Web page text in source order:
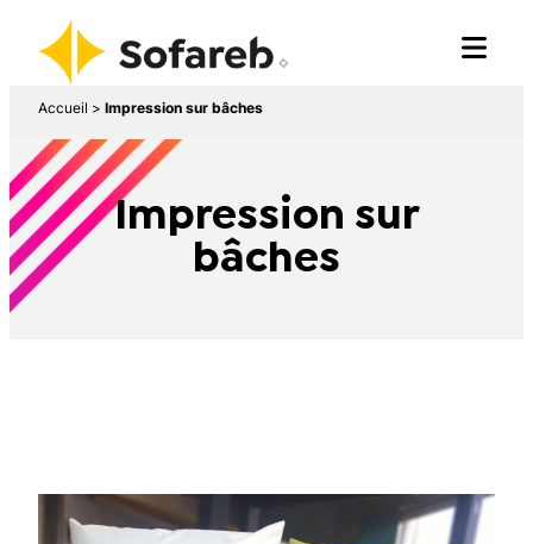
Accueil > Impression sur bâches
Impression sur
bâches